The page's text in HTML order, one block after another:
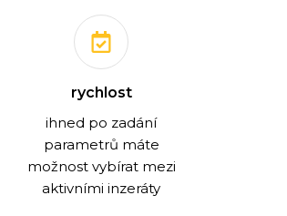
rychlost
ihned po zadání
parametrů máte
možnost vybírat mezi
aktivními inzeráty